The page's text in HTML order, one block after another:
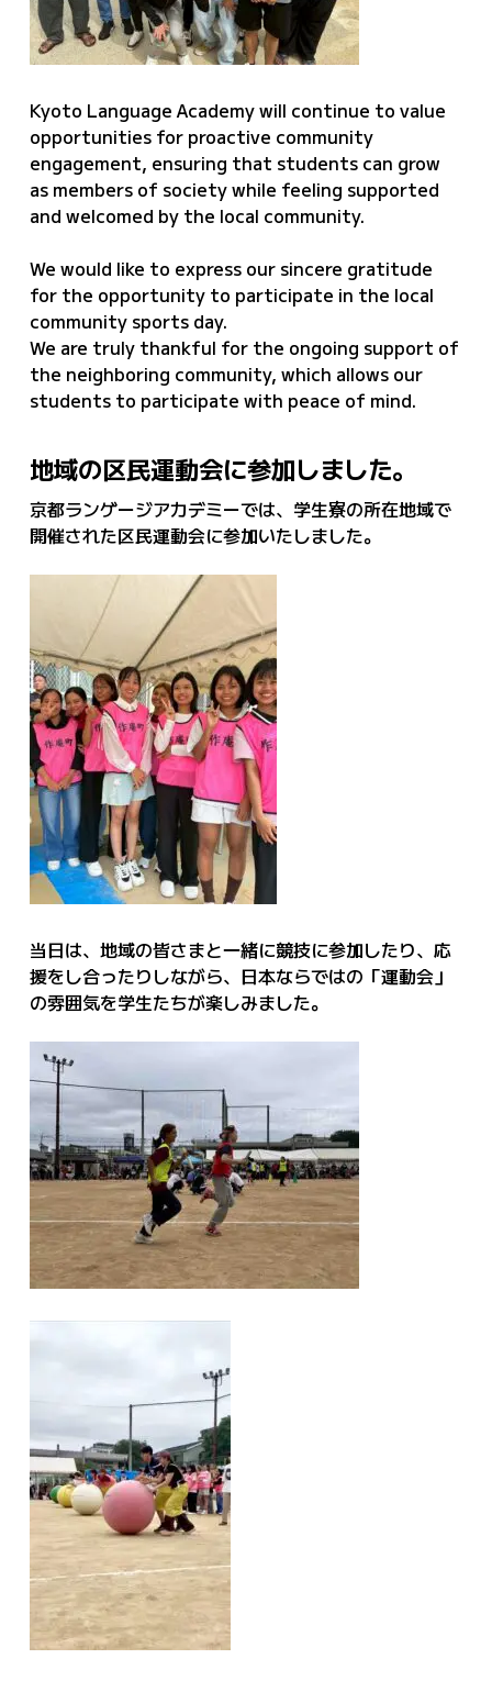
Kyoto Language Academy will continue to value
opportunities for proactive community
engagement, ensuring that students can grow
as members of society while feeling supported
and welcomed by the local community.
We would like to express our sincere gratitude
for the opportunity to participate in the local
community sports day.
We are truly thankful for the ongoing support of
the neighboring community, which allows our
students to participate with peace of mind.
地域の区民運動会に参加しました。
京都ランゲージアカデミーでは、学生寮の所在地域で
開催された区民運動会に参加いたしました。
当日は、地域の皆さまと一緒に競技に参加したり、応
援をし合ったりしながら、日本ならではの「運動会」
の雰囲気を学生たちが楽しみました。